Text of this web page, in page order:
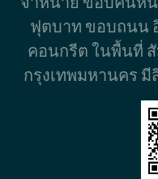
ฟุตบาท ขอบถนน
คอนกรีต ในพื้นที่
กรุงเทพมหานคร